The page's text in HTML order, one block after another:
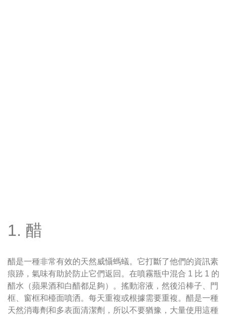
1. 醋
醋是一種非常有效的天然威懾螞蟻。它打斷了他們的資訊素
痕跡，氣味有助於防止它們返回。在噴霧瓶中混合 1 比 1 的
醋水（蘋果酒和白醋都足夠）。搖動溶液，然後沿棒子、門
框、窗框和檯面噴洒。每天重複或根據需要重複。醋是一種
天然消毒劑和多表面清潔劑，所以不要猶豫，大量使用這種